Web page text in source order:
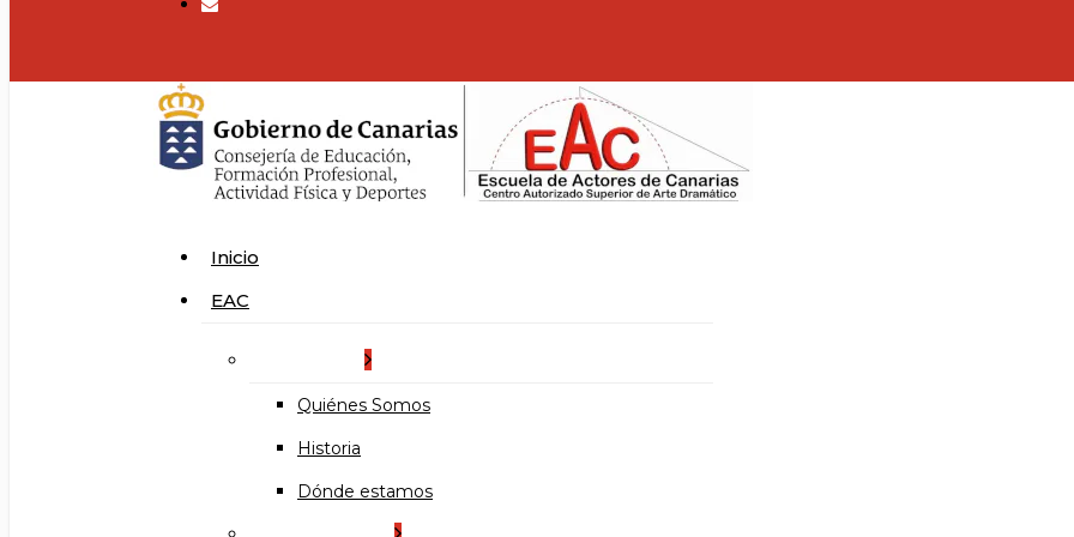
search
Menu
Inicio
EAC
Quiénes Somos
Historia
Dónde estamos